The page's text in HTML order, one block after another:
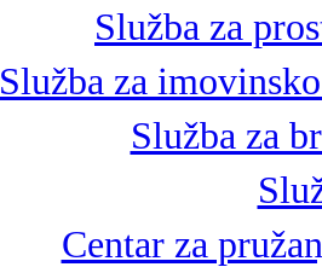
Služba za
Služba za
Služba za
Centar za